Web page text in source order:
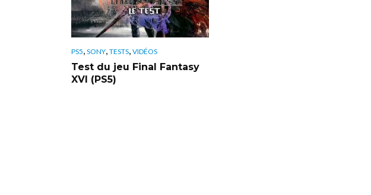
PS5, SONY, TESTS, VIDÉOS
Test du jeu Final Fantasy
XVI (PS5)